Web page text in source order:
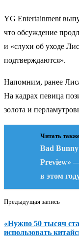
YG Entertainment
что обсуждение
и «слухи об уходе
подтверждаются».
Напомним, ранее
На кадрах певица
золота и
Читать
Bad
Preview»
в этом
Предыдущая запись
«Нужно 50 тысяч
использовать